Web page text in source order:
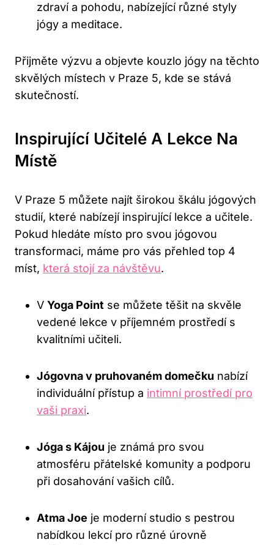
zdraví a pohodu, nabízející různé styly
jógy a meditace.
Přijměte výzvu a objevte kouzlo jógy na těchto
skvělých místech v Praze 5, kde se stává
skutečností.
Inspirující Učitelé A Lekce Na
Místě
V Praze 5 můžete najít širokou škálu jógových
studií, které nabízejí inspirující lekce a učitele.
Pokud hledáte místo pro svou jógovou
transformaci, máme pro vás přehled top 4
míst, která stojí za návštěvu.
V Yoga Point se můžete těšit na skvěle
vedené lekce v příjemném prostředí s
kvalitními učiteli.
Jógovna v pruhovaném domečku nabízí
individuální přístup a intimní prostředí pro
vaši praxi.
Jóga s Kájou je známá pro svou
atmosféru přátelské komunity a podporu
při dosahování vašich cílů.
Atma Joe je moderní studio s pestrou
nabídkou lekcí pro různé úrovně